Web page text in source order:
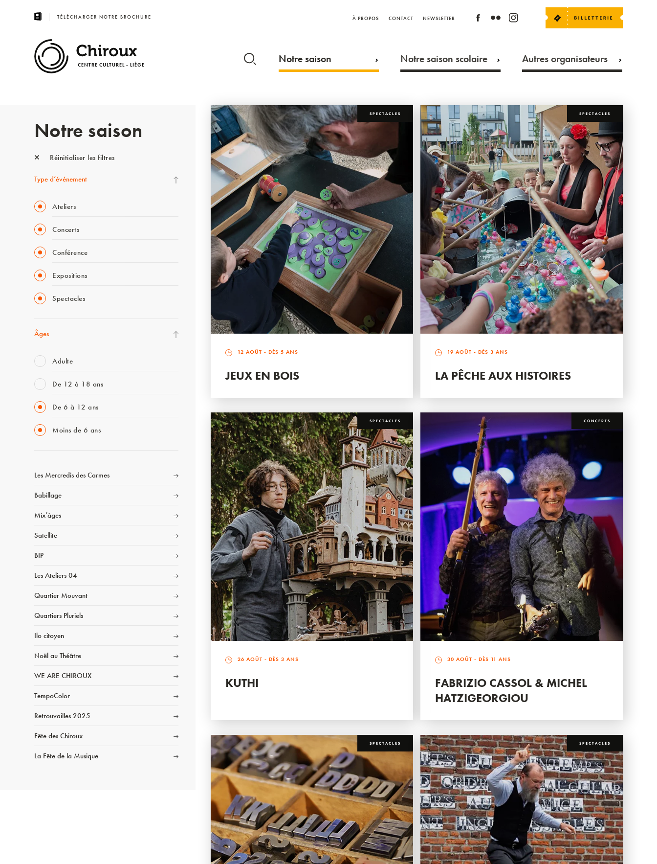
TÉLÉCHARGER NOTRE BROCHURE À PROPOS CONTACT NEWSLETTER
CENTRE CULTUREL - LIÈGE Notre saison Notre saison scolaire Autres organisateurs
Notre saison
Réinitialiser les filtres
Type d’événement
Ateliers
Concerts
Conférence
Expositions
Spectacles
Âges
Adulte
De 12 à 18 ans
De 6 à 12 ans
Moins de 6 ans
Les Mercredis des Carmes
Babillage
Mix’âges
Satellite
BIP
Les Ateliers 04
Quartier Mouvant
Quartiers Pluriels
Ilo citoyen
Noël au Théâtre
WE ARE CHIROUX
TempoColor
Retrouvailles 2025
Fête des Chiroux
La Fête de la Musique
SPECTACLES
12 AOÛT - DÈS 5 ANS
JEUX EN BOIS
SPECTACLES
19 AOÛT - DÈS 3 ANS
LA PÊCHE AUX HISTOIRES
SPECTACLES
26 AOÛT - DÈS 3 ANS
KUTHI
CONCERTS
30 AOÛT - DÈS 11 ANS
FABRIZIO CASSOL & MICHEL
HATZIGEORGIOU
SPECTACLES SPECTACLES